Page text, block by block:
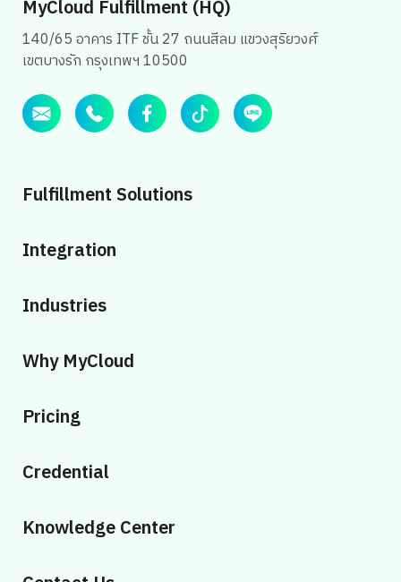
MyCloud Fulfillment (HQ)
140/65 อาคาร ITF ชั้น 27 ถนนสีลม แขวงสุริยวงศ์
เขตบางรัก กรุงเทพฯ 10500
Fulfillment Solutions
Integration
Industries
Why MyCloud
Pricing
Credential
Knowledge Center